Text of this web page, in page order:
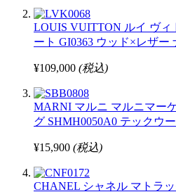
LOUIS VUITTON ルイ ヴ
ート GI0363 ウッド×レザー
¥109,000 (税込)
MARNI マルニ マルニマー
グ SHMH0050A0 テックウ
¥15,900 (税込)
CHANEL シャネル マトラ